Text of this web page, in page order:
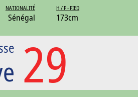
NATIONALITÉ
Sénégal
H / P - PIED
173cm
29